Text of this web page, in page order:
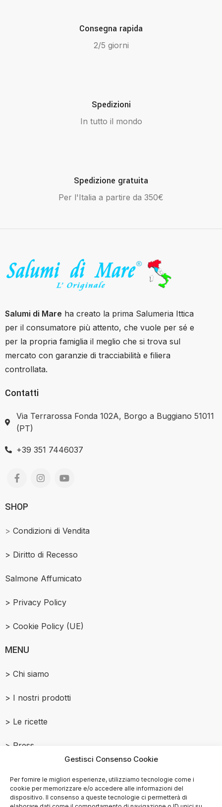
Gestisci Consenso Cookie
Per fornire le migliori esperienze, utilizziamo tecnologie come i
cookie per memorizzare e/o accedere alle informazioni del
dispositivo. Il consenso a queste tecnologie ci permetterà di
Consegna rapida
2/5 giorni
Spedizioni
In tutto il mondo
Spedizione gratuita
Per l'Italia a partire da 350€
Salumi di Mare ha creato la prima Salumeria Ittica
per il consumatore più attento, che vuole per sé e
per la propria famiglia il meglio che si trova sul
mercato con garanzie di tracciabilità e filiera
controllata.
Contatti
Via Terrarossa Fonda 102A, Borgo a Buggiano 51011
(PT)
+39 351 7446037
SHOP
> Condizioni di Vendita
> Diritto di Recesso
Salmone Affumicato
> Privacy Policy
> Cookie Policy (UE)
MENU
> Chi siamo
> I nostri prodotti
> Le ricette
> Press